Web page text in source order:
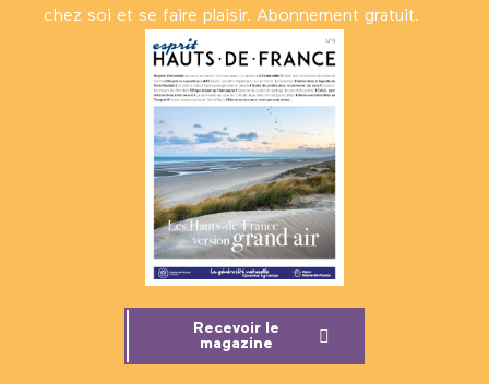
chez soi et se faire plaisir. Abonnement gratuit.
Recevoir le
magazine